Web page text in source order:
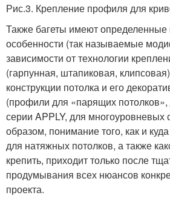
Рис.3. Крепление профиля для
Также багеты имеют определенные
особенности (так называемые
зависимости от технологии
(гарпунная, штапиковая,
конструкции потолка и его
(профили для «парящих
серии APPLY, для многоуровневых
образом, понимание того, как и
для натяжных потолков, а также
крепить, приходит только после
продумывания всех нюансов
проекта.